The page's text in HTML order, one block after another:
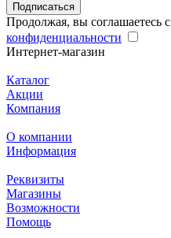
Подписаться
Продолжая, вы соглашаетесь с
конфиденциальности
Интернет-магазин
Каталог
Акции
Компания
О компании
Информация
Реквизиты
Магазины
Возможности
Помощь